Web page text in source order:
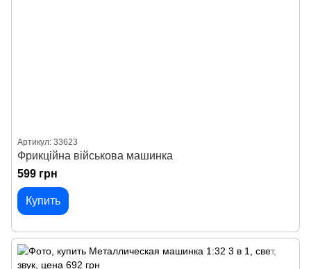
Артикул: 33623
Фрикційна військова машинка
599 грн
Купить